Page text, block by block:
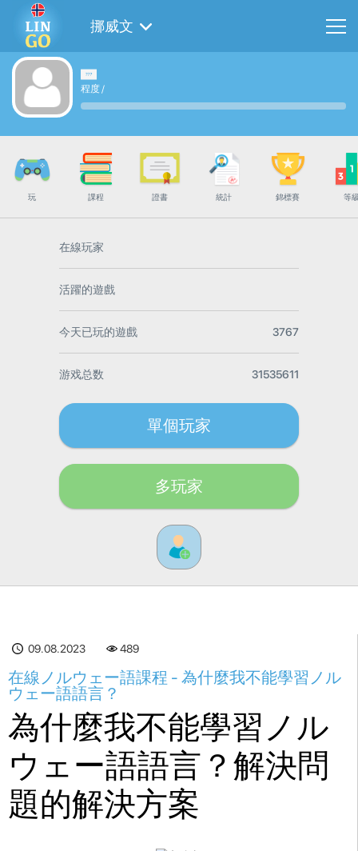
挪威文
程度/
玩 課程 證書 統計 錦標賽 等
在線玩家
活躍的遊戲
今天已玩的遊戲 3767
游戏总数 31535611
單個玩家
多玩家
09.08.2023 489
在線ノルウェー語課程 - 為什麼我不能學習ノル
ウェー語語言？
為什麼我不能學習ノル
ウェー語語言？解決問
題的解決方案